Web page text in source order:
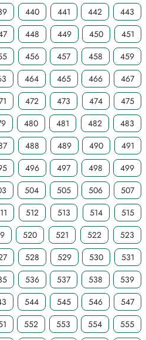
440 441 442
443
448 449 450
451
456 457 458
459
464 465 466
467
472 473 474
475
480 481 482
483
488 489 490
491
496 497 498
499
504 505 506
507
512 513 514
515
520 521 522
523
528 529 530
531
536 537 538
539
544 545 546
547
552 553 554
555